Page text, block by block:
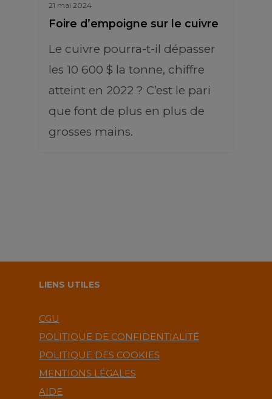
21 mai 2024
Foire d’empoigne sur le cuivre
Le cuivre pourra-t-il dépasser
les 10 600 $ la tonne, chiffre
atteint en 2022 ? C’est le pari
que font de plus en plus de
grosses mains.
LIENS UTILES
CGU
POLITIQUE DE CONFIDENTIALITÉ
POLITIQUE DES COOKIES
MENTIONS LÉGALES
AIDE